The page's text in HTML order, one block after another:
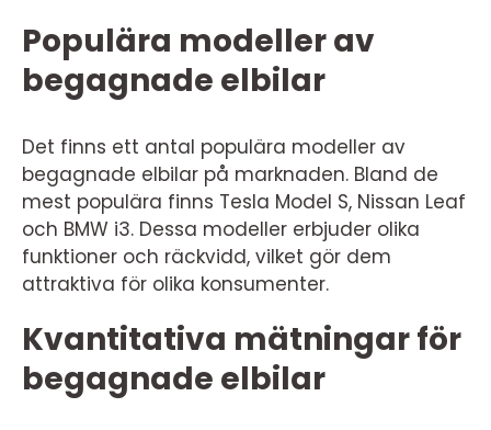
Populära modeller av
begagnade elbilar
Det finns ett antal populära modeller av
begagnade elbilar på marknaden. Bland de
mest populära finns Tesla Model S, Nissan Leaf
och BMW i3. Dessa modeller erbjuder olika
funktioner och räckvidd, vilket gör dem
attraktiva för olika konsumenter.
Kvantitativa mätningar för
begagnade elbilar